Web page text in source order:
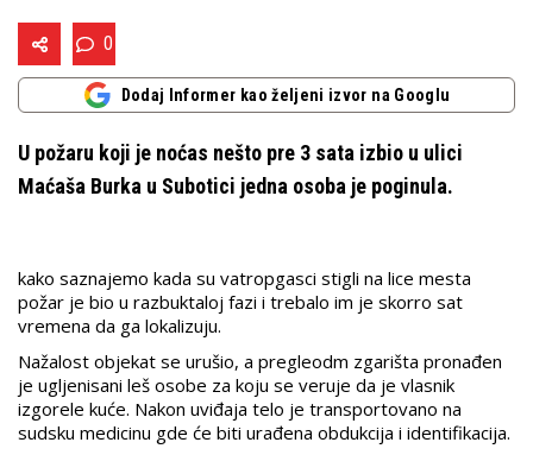
0
Dodaj Informer kao željeni izvor na Googlu
U požaru koji je noćas nešto pre 3 sata izbio u ulici
Maćaša Burka u Subotici jedna osoba je poginula.
kako saznajemo kada su vatropgasci stigli na lice mesta
požar je bio u razbuktaloj fazi i trebalo im je skorro sat
vremena da ga lokalizuju.
Nažalost objekat se urušio, a pregleodm zgarišta pronađen
je ugljenisani leš osobe za koju se veruje da je vlasnik
izgorele kuće. Nakon uviđaja telo je transportovano na
sudsku medicinu gde će biti urađena obdukcija i identifikacija.